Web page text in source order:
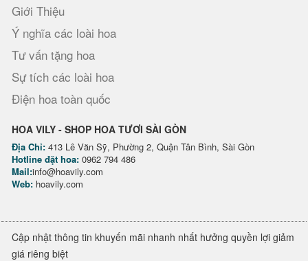
Giới Thiệu
Ý nghĩa các loài hoa
Tư vấn tặng hoa
Sự tích các loài hoa
Điện hoa toàn quốc
HOA VILY - SHOP HOA TƯƠI SÀI GÒN
Địa Chỉ: 413 Lê Văn Sỹ, Phường 2, Quận Tân Bình, Sài Gòn
Hotline đặt hoa: 0962 794 486
Mail:info@hoavily.com
Web: hoavily.com
Cập nhật thông tin khuyến mãi nhanh nhất hưởng quyền lợi giảm
giá riêng biệt